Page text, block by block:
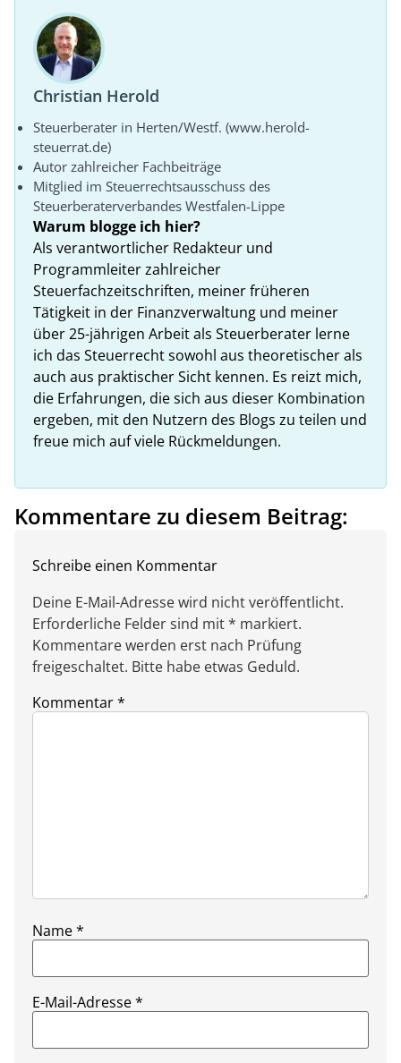
Christian Herold
Steuerberater in Herten/Westf. (www.herold-
steuerrat.de)
Autor zahlreicher Fachbeiträge
Mitglied im Steuerrechtsausschuss des
Steuerberaterverbandes Westfalen-Lippe
Warum blogge ich hier?
Als verantwortlicher Redakteur und
Programmleiter zahlreicher
Steuerfachzeitschriften, meiner früheren
Tätigkeit in der Finanzverwaltung und meiner
über 25-jährigen Arbeit als Steuerberater lerne
ich das Steuerrecht sowohl aus theoretischer als
auch aus praktischer Sicht kennen. Es reizt mich,
die Erfahrungen, die sich aus dieser Kombination
ergeben, mit den Nutzern des Blogs zu teilen und
freue mich auf viele Rückmeldungen.
Kommentare zu diesem Beitrag:
Schreibe einen Kommentar
Deine E-Mail-Adresse wird nicht veröffentlicht.
Erforderliche Felder sind mit * markiert.
Kommentare werden erst nach Prüfung
freigeschaltet. Bitte habe etwas Geduld.
Kommentar*
Name*
E-Mail-Adresse*